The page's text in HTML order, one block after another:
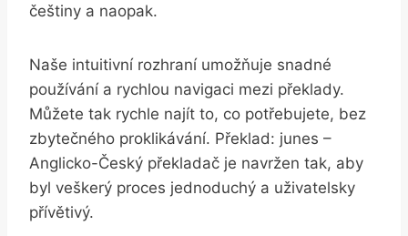
češtiny a ⁣naopak.
Naše intuitivní rozhraní umožňuje ​snadné
používání ​a ⁢rychlou navigaci​ mezi překlady.
Můžete ​tak rychle najít to, co potřebujete, ​bez ​
zbytečného proklikávání. Překlad: junes –
Anglicko-Český překladač je ‍navržen⁣ tak,⁢ aby
byl veškerý proces jednoduchý⁣ a uživatelsky
⁣přívětivý.